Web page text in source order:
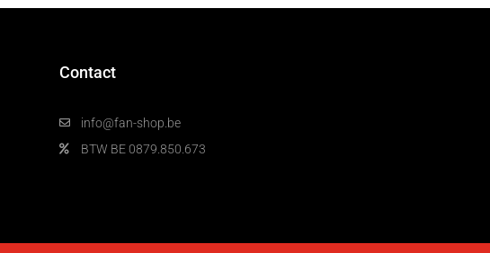
Contact
info@fan-shop.be
BTW BE 0879.850.673